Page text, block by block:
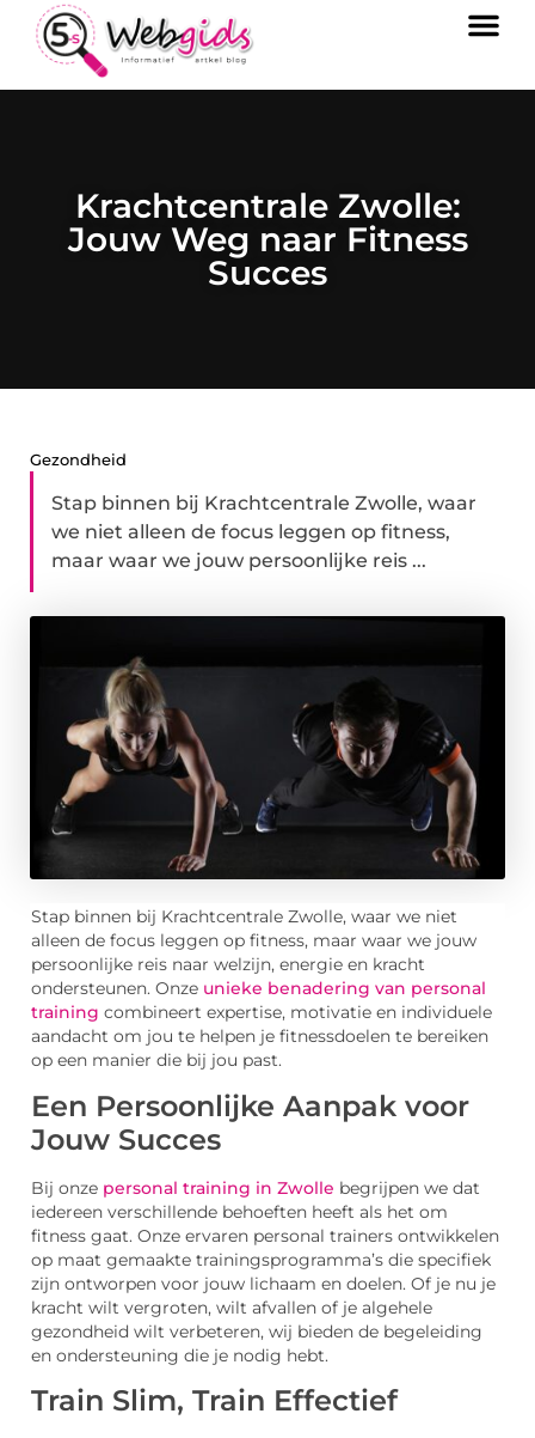
Krachtcentrale Zwolle:
Jouw Weg naar Fitness
Succes
Gezondheid
Stap binnen bij Krachtcentrale Zwolle, waar
we niet alleen de focus leggen op fitness,
maar waar we jouw persoonlijke reis ...
Stap binnen bij Krachtcentrale Zwolle, waar we niet
alleen de focus leggen op fitness, maar waar we jouw
persoonlijke reis naar welzijn, energie en kracht
ondersteunen. Onze unieke benadering van personal
training combineert expertise, motivatie en individuele
aandacht om jou te helpen je fitnessdoelen te bereiken
op een manier die bij jou past.
Een Persoonlijke Aanpak voor
Jouw Succes
Bij onze personal training in Zwolle begrijpen we dat
iedereen verschillende behoeften heeft als het om
fitness gaat. Onze ervaren personal trainers ontwikkelen
op maat gemaakte trainingsprogramma’s die specifiek
zijn ontworpen voor jouw lichaam en doelen. Of je nu je
kracht wilt vergroten, wilt afvallen of je algehele
gezondheid wilt verbeteren, wij bieden de begeleiding
en ondersteuning die je nodig hebt.
Train Slim, Train Effectief